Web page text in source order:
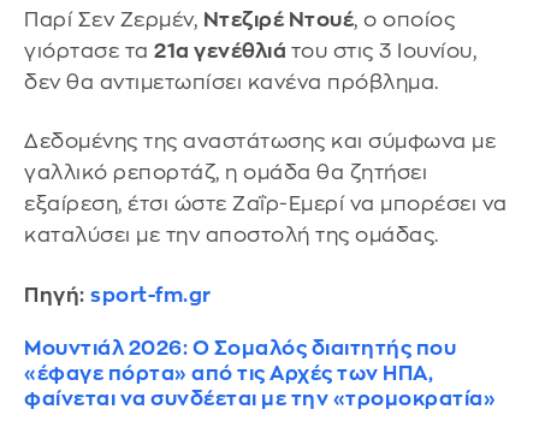
Παρί Σεν Ζερμέν, Ντεζιρέ Ντουέ, ο οποίος
γιόρτασε τα 21α γενέθλιά του στις 3 Ιουνίου,
δεν θα αντιμετωπίσει κανένα πρόβλημα.
Δεδομένης της αναστάτωσης και σύμφωνα με
γαλλικό ρεπορτάζ, η ομάδα θα ζητήσει
εξαίρεση, έτσι ώστε Ζαΐρ-Εμερί να μπορέσει να
καταλύσει με την αποστολή της ομάδας.
Πηγή: sport-fm.gr
Μουντιάλ 2026: Ο Σομαλός διαιτητής που
«έφαγε πόρτα» από τις Αρχές των ΗΠΑ,
φαίνεται να συνδέεται με την «τρομοκρατία»